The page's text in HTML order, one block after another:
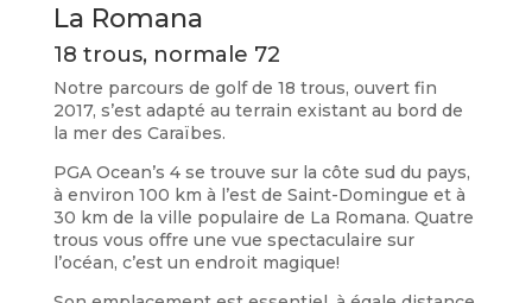
La Romana
18 trous, normale 72
Notre parcours de golf de 18 trous, ouvert fin
2017, s’est adapté au terrain existant au bord de
la mer des Caraïbes.
PGA Ocean’s 4 se trouve sur la côte sud du pays,
à environ 100 km à l’est de Saint-Domingue et à
30 km de la ville populaire de La Romana. Quatre
trous vous offre une vue spectaculaire sur
l’océan, c’est un endroit magique!